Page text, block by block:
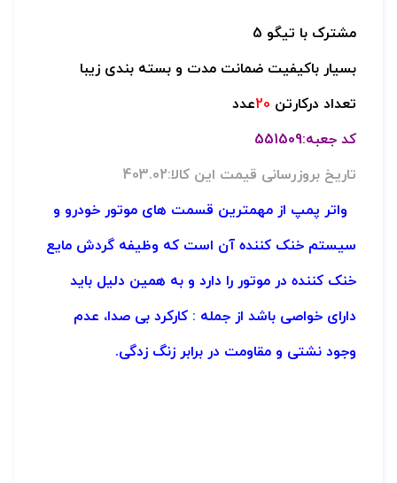
مشترک با تیگو 5
بسیار باکیفیت ضمانت مدت و بسته بندی زیبا
تعداد درکارتن 20عدد
کد جعبه:551509
تاریخ بروزرسانی قیمت این کالا:403.02
واتر پمپ از مهمترین قسمت های موتور خودرو و
سیستم خنک کننده آن است که وظیفه گردش مایع
خنک کننده در موتور را دارد و به همین دلیل باید
دارای خواصی باشد از جمله : کارکرد بی صدا، عدم
وجود نشتی و مقاومت در برابر زنگ زدگی.